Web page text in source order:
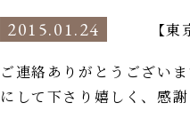
2015.01.24 【
ご連絡ありがとうござい
にして下さり嬉しく、感謝